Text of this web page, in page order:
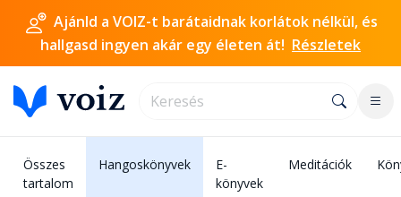
Ajánld a VOIZ-t barátaidnak korlátok nélkül, és
hallgasd ingyen akár egy életen át! Részletek
Összes
tartalom
Hangoskönyvek
E-
könyvek
Meditációk